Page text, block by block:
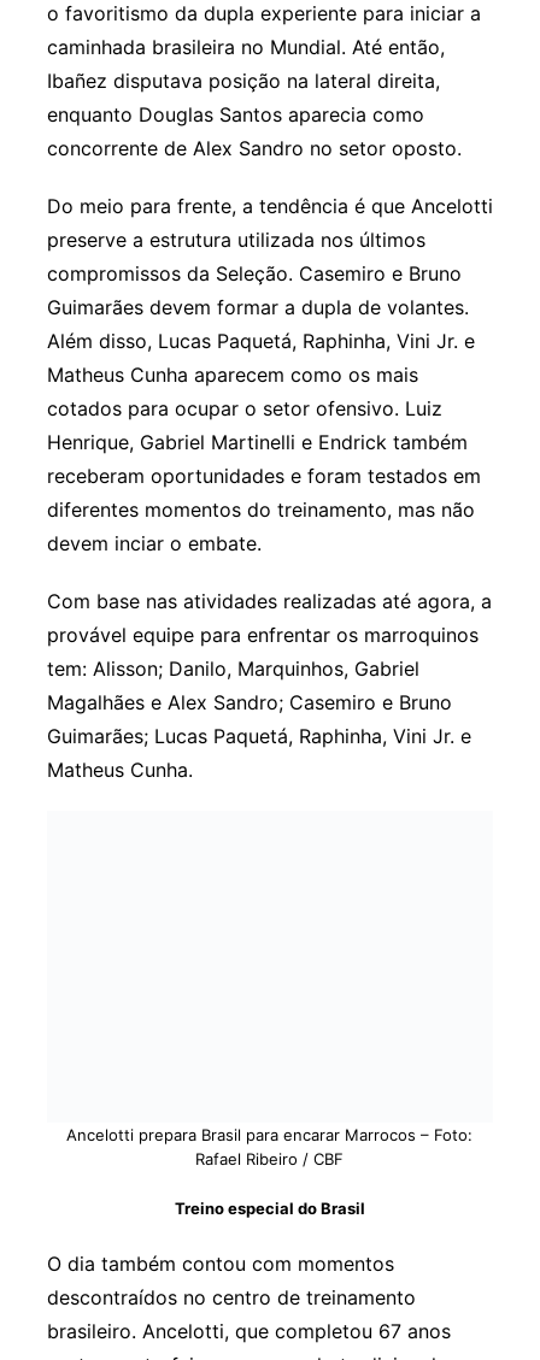
o favoritismo da dupla experiente para iniciar a
caminhada brasileira no Mundial. Até então,
Ibañez disputava posição na lateral direita,
enquanto Douglas Santos aparecia como
concorrente de Alex Sandro no setor oposto.
Do meio para frente, a tendência é que Ancelotti
preserve a estrutura utilizada nos últimos
compromissos da Seleção. Casemiro e Bruno
Guimarães devem formar a dupla de volantes.
Além disso, Lucas Paquetá, Raphinha, Vini Jr. e
Matheus Cunha aparecem como os mais
cotados para ocupar o setor ofensivo. Luiz
Henrique, Gabriel Martinelli e Endrick também
receberam oportunidades e foram testados em
diferentes momentos do treinamento, mas não
devem inciar o embate.
Com base nas atividades realizadas até agora, a
provável equipe para enfrentar os marroquinos
tem: Alisson; Danilo, Marquinhos, Gabriel
Magalhães e Alex Sandro; Casemiro e Bruno
Guimarães; Lucas Paquetá, Raphinha, Vini Jr. e
Matheus Cunha.
Ancelotti prepara Brasil para encarar Marrocos – Foto:
Rafael Ribeiro / CBF
Treino especial do Brasil
O dia também contou com momentos
descontraídos no centro de treinamento
brasileiro. Ancelotti, que completou 67 anos